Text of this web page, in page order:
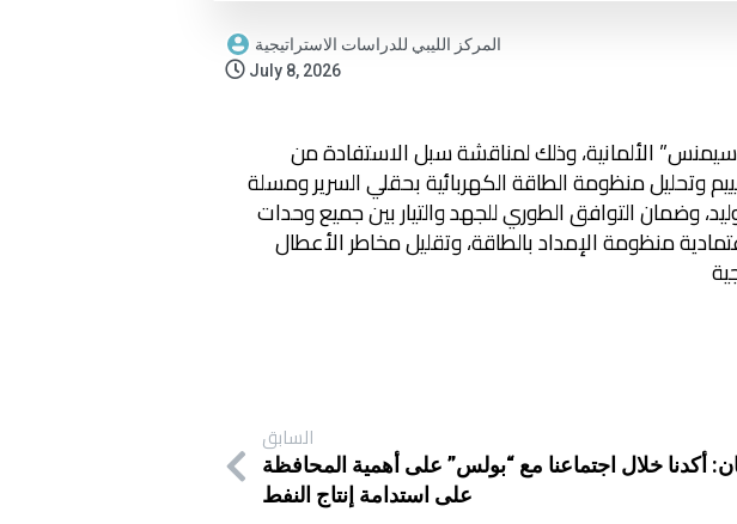
المركز الليبي للدراسات الاستراتيجية
July 8, 2026
الألمانية، وذلك لمناقشة سبل الاستفادة من
وتحليل منظومة الطاقة الكهربائية بحقلي السرير ومسلة
وضمان التوافق الطوري للجهد والتيار بين جميع وحدات
منظومة الإمداد بالطاقة، وتقليل مخاطر الأعطال
السابق
أكدنا خلال اجتماعنا مع “بولس” على أهمية المحافظة
على استدامة إنتاج النفط